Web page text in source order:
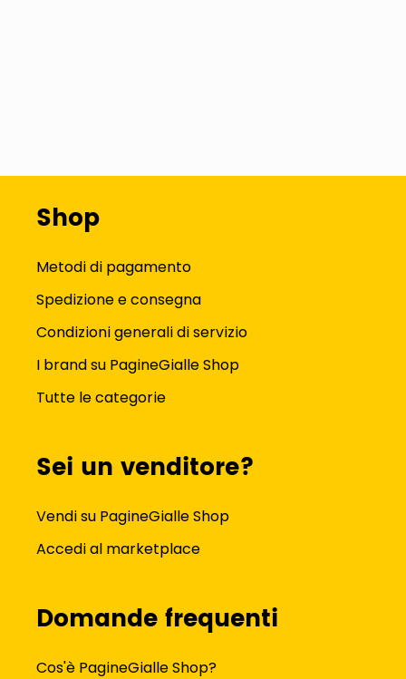
Shop
Metodi di pagamento
Spedizione e consegna
Condizioni generali di servizio
I brand su PagineGialle Shop
Tutte le categorie
Sei un venditore?
Vendi su PagineGialle Shop
Accedi al marketplace
Domande frequenti
Cos'è PagineGialle Shop?